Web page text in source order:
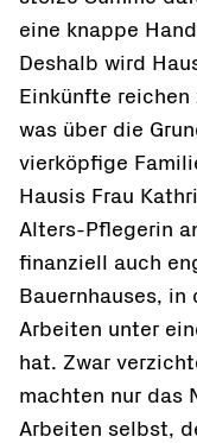
eine knappe
Deshalb wird
Einkünfte reichen
was über die
vierköpfige
Hausis Frau
Alters-Pflegerin
finanziell auch
Bauernhauses, in
Arbeiten unter
hat. Zwar
machten nur das
Arbeiten selbst,